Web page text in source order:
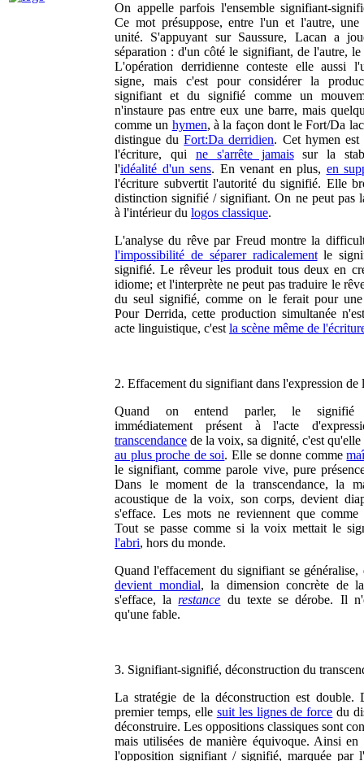
On appelle parfois l'ensemble signifiant-
Ce mot présuppose, entre l'un et l'autre, une
unité. S'appuyant sur Saussure, Lacan a
séparation : d'un côté le signifiant, de l'autre,
L'opération derridienne conteste elle aussi
signe, mais c'est pour considérer la
signifiant et du signifié comme un
n'instaure pas entre eux une barre, mais
comme un hymen, à la façon dont le Fort/Da
distingue duFort:Da derridien. Cet hymen est
l'écriture, qui ne s'arrête jamaissur la
l'idéalité d'un sens. En venant en plus, en
l'écriture subvertit l'autorité du signifié. Elle
distinction signifié / signifiant. On ne peut pas
à l'intérieur du logos classique.
L'analyse du rêve par Freud montre la
l'impossibilité de séparer radicalementle
signifié. Le rêveur les produit tous deux en
idiome; et l'interprète ne peut pas traduire le
du seul signifié, comme on le ferait pour une
Pour Derrida, cette production simultanée
acte linguistique, c'est la scène même de
2. Effacement du signifiant dans l'expression de
Quand on entend parler, le signifié
immédiatement présent à l'acte
transcendance de la voix, sa dignité, c'est qu'elle
au plus proche de soi. Elle se donne comme
le signifiant, comme parole vive, pure
Dans le moment de la transcendance, la
acoustique de la voix, son corps, devient
s'efface. Les mots ne reviennent que comme
Tout se passe comme si la voix mettait le
l'abri, hors du monde.
Quand l'effacement du signifiant se généralise,
devient mondial, la dimension concrète de
s'efface, larestance du texte se dérobe. Il
qu'une fable.
3. Signifiant-signifié, déconstruction du
La stratégie de la déconstruction est double.
premier temps, elle suit les lignes de force du
déconstruire. Les oppositions classiques sont
mais utilisées de manière équivoque. Ainsi en
l'opposition signifiant / signifié, marquée par